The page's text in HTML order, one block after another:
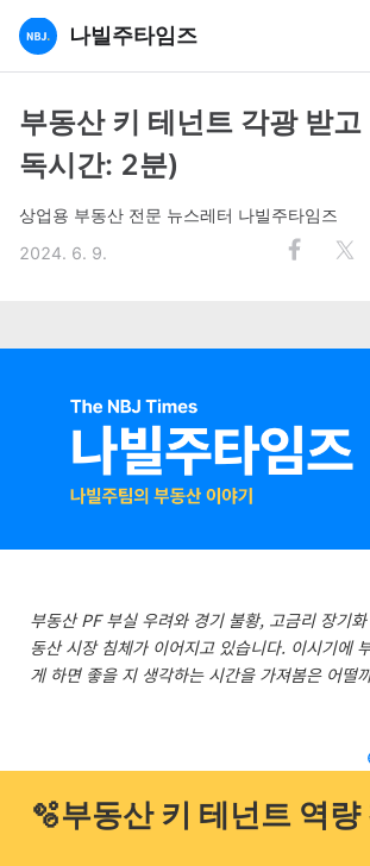
나빌주타임즈
부동산 키 테넌트 각광 받
독시간: 2분)
상업용 부동산 전문 뉴스레터 나빌주타임즈
2024. 6. 9.
부동산 PF 부실 우려와 경기 불황, 고금리 장기
동산 시장 침체가 이어지고 있습니다. 이시기에
게 하면 좋을 지 생각하는 시간을 가져봄은 어떨
🫧부동산 키 테넌트 역량